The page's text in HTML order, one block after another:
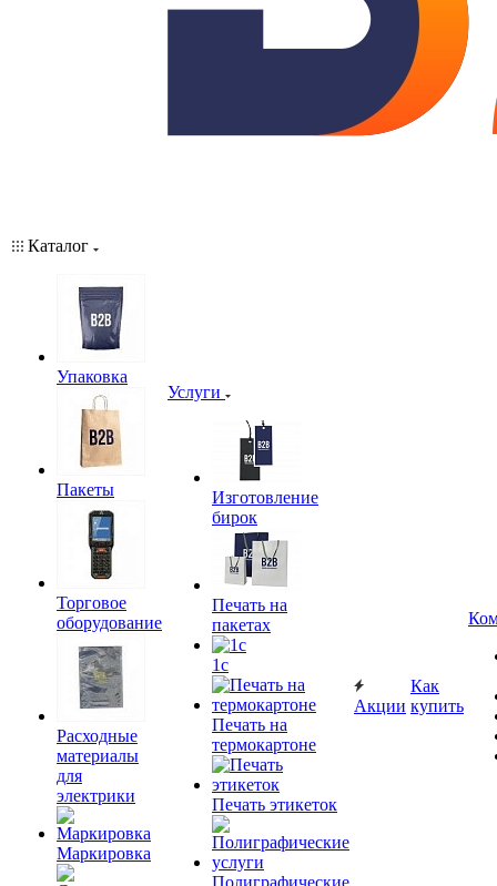
Каталог
Упаковка
Пакеты
Торговое
оборудование
Расходные
материалы
для
электрики
Маркировка
Услуги
Изготовление
бирок
Печать на
пакетах
1c
Печать на
термокартоне
Печать этикеток
Полиграфические
Акции
Как
купить